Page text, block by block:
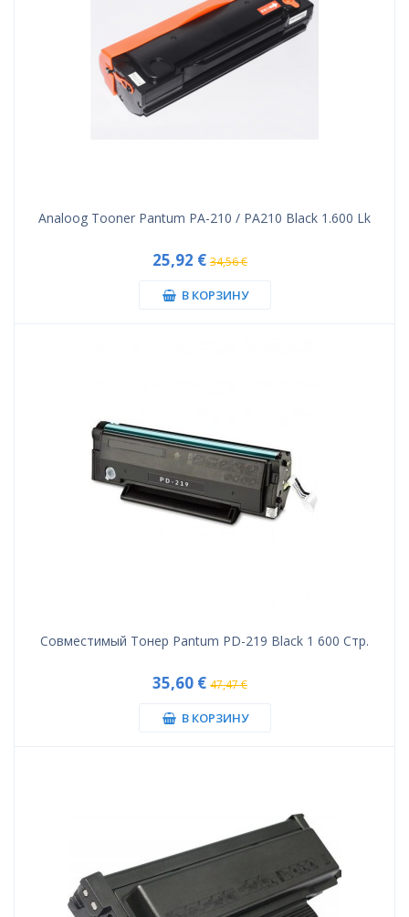
Analoog Tooner Pantum PA-210 / PA210 Black 1.600 Lk
25,92 € 34,56 €
В КОРЗИНУ
Совместимый Тонер Pantum PD-219 Black 1 600 Стр.
35,60 € 47,47 €
В КОРЗИНУ